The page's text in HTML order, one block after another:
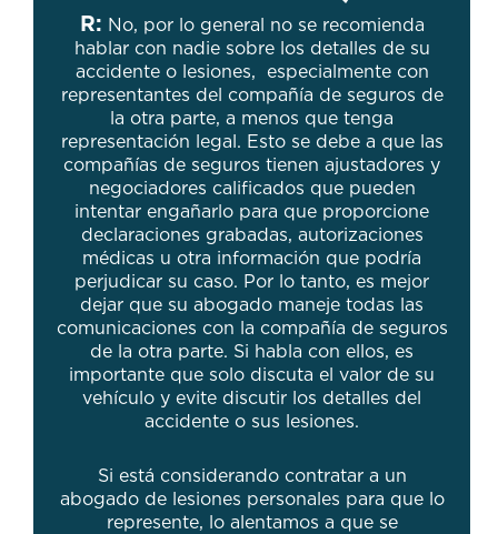
R: No, por lo general no se recomienda
hablar con nadie sobre los detalles de su
accidente o lesiones, especialmente con
representantes del compañía de seguros de
la otra parte, a menos que tenga
representación legal. Esto se debe a que las
compañías de seguros tienen ajustadores y
negociadores calificados que pueden
intentar engañarlo para que proporcione
declaraciones grabadas, autorizaciones
médicas u otra información que podría
perjudicar su caso. Por lo tanto, es mejor
dejar que su abogado maneje todas las
comunicaciones con la compañía de seguros
de la otra parte. Si habla con ellos, es
importante que solo discuta el valor de su
vehículo y evite discutir los detalles del
accidente o sus lesiones.
Si está considerando contratar a un
abogado de lesiones personales para que lo
represente, lo alentamos a que se